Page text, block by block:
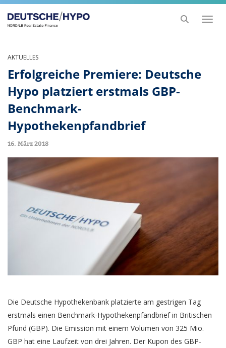
Toggle
AKTUELLES
Erfolgreiche Premiere: Deutsche
Hypo platziert erstmals GBP-
Benchmark-
Hypothekenpfandbrief
16. März 2018
Die Deutsche Hypothekenbank platzierte am gestrigen Tag
erstmals einen Benchmark-Hypothekenpfandbrief in Britischen
Pfund (GBP). Die Emission mit einem Volumen von 325 Mio.
GBP hat eine Laufzeit von drei Jahren. Der Kupon des GBP-